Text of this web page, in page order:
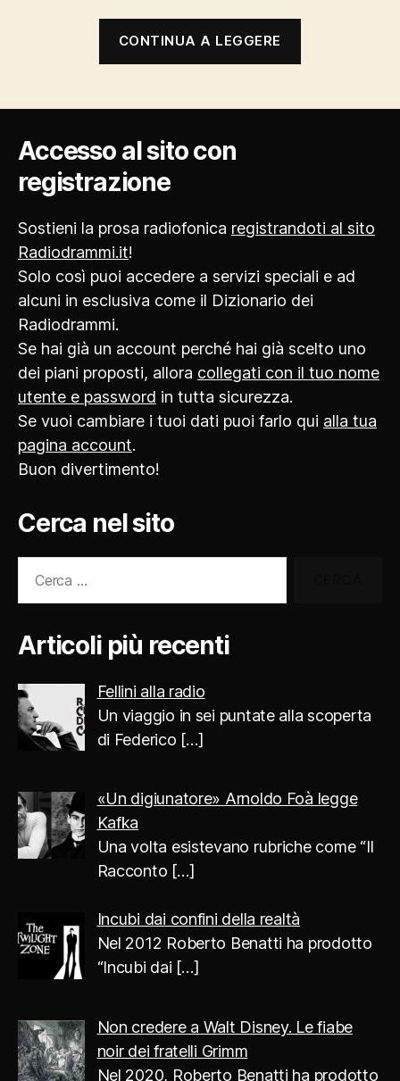
CONTINUA A LEGGERE
Accesso al sito con
registrazione
Sostieni la prosa radiofonica registrandoti al sito
Radiodrammi.it!
Solo così puoi accedere a servizi speciali e ad
alcuni in esclusiva come il Dizionario dei
Radiodrammi.
Se hai già un account perché hai già scelto uno
dei piani proposti, allora collegati con il tuo nome
utente e password in tutta sicurezza.
Se vuoi cambiare i tuoi dati puoi farlo qui alla tua
pagina account.
Buon divertimento!
Cerca nel sito
Articoli più recenti
Fellini alla radio
Un viaggio in sei puntate alla scoperta
di Federico […]
«Un digiunatore» Arnoldo Foà legge
Kafka
Una volta esistevano rubriche come “Il
Racconto […]
Incubi dai confini della realtà
Nel 2012 Roberto Benatti ha prodotto
“Incubi dai […]
Non credere a Walt Disney. Le fiabe
noir dei fratelli Grimm
Nel 2020, Roberto Benatti ha prodotto